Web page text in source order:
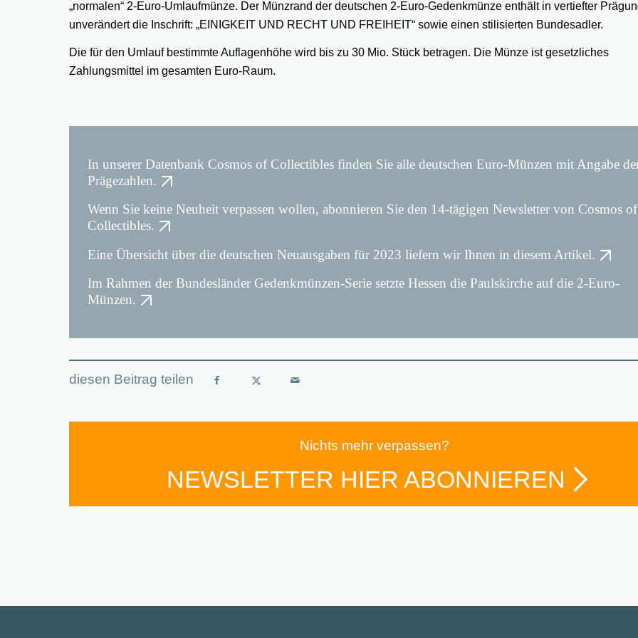
„normalen“ 2-Euro-Umlaufmünze. Der Münzrand der deutschen 2-Euro-Gedenkmünze enthält in vertiefter
unverändert die Inschrift: „EINIGKEIT UND RECHT UND FREIHEIT“ sowie einen stilisierten Bundesadler.
Die für den Umlauf bestimmte Auflagenhöhe wird bis zu 30 Mio. Stück betragen. Die Münze ist gesetzliches
Zahlungsmittel im gesamten Euro-Raum.
In unserer Datenbank Cosmos of Collectibles finden Sie alle deutschen Euro-Münzen mit Angabe
Prägezahlen.
Wenn Sie keine Neuheit verpassen wollen, abonnieren Sie den 14-tägigen Newsletter von Cosmos of
Collectibles.
Eine Übersicht über die deutschen Neuausgaben für 2023 liefern wir Ihnen in diesem Artikel.
Im Rahmen der Bundesländer Gedenkmünzen-Serie setzte Hessen die Paulskirche auf die 2-Euro-
Münzen.
Nichts mehr verpassen?
NEWSLETTER HIER ABONNIEREN